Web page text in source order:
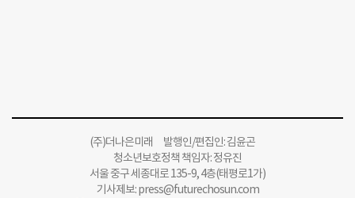
(주)더나은미래 발행인/편집인: 김윤곤
청소년보호정책 책임자: 정유진
서울 중구 세종대로 135-9, 4층(태평로1가)
기사제보:press@futurechosun.com